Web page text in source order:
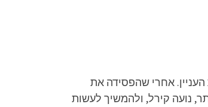
אחרי שהפסידה את
נועה קירל, ולהמשיך לעשות